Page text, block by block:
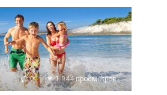
0
1 944 просмотров